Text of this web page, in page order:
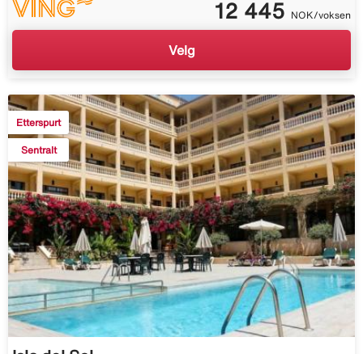
12 445 NOK/voksen
Velg
Etterspurt
Sentralt